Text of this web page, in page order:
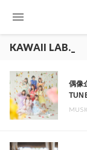
menu
KAWAII LAB._
偶像